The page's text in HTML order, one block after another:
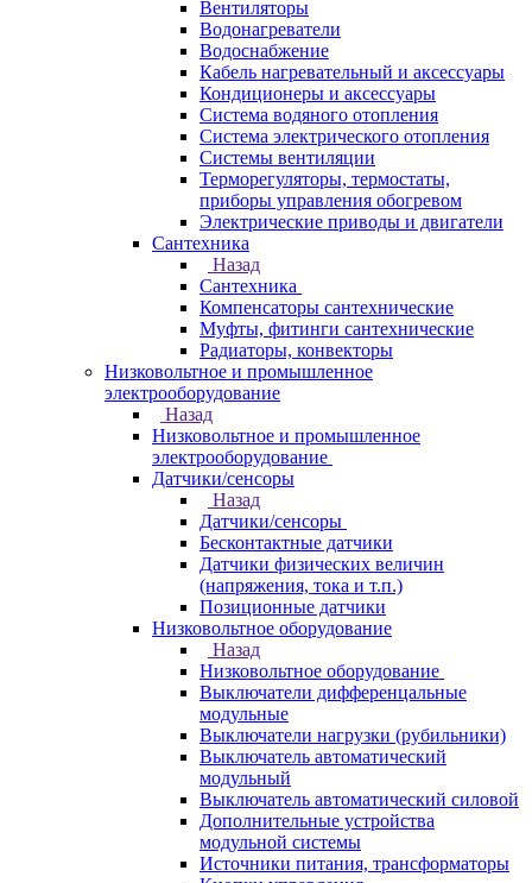
Вентиляторы
Водонагреватели
Водоснабжение
Кабель нагревательный и аксессуары
Кондиционеры и аксессуары
Система водяного отопления
Система электрического отопления
Системы вентиляции
Терморегуляторы, термостаты,
приборы управления обогревом
Электрические приводы и двигатели
Сантехника
Назад
Сантехника
Компенсаторы сантехнические
Муфты, фитинги сантехнические
Радиаторы, конвекторы
Низковольтное и промышленное
электрооборудование
Назад
Низковольтное и промышленное
электрооборудование
Датчики/сенсоры
Назад
Датчики/сенсоры
Бесконтактные датчики
Датчики физических величин
(напряжения, тока и т.п.)
Позиционные датчики
Низковольтное оборудование
Назад
Низковольтное оборудование
Выключатели дифференцальные
модульные
Выключатели нагрузки (рубильники)
Выключатель автоматический
модульный
Выключатель автоматический силовой
Дополнительные устройства
модульной системы
Источники питания, трансформаторы